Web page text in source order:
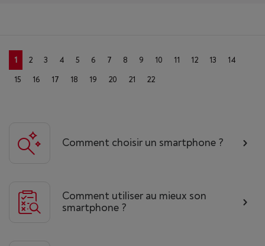
1 2 3 4 5 6 7 8 9 10 11 12 13
14
15
16 17 18 19 20 21 22
Comment choisir un smartphone ?
Comment utiliser au mieux son
smartphone ?